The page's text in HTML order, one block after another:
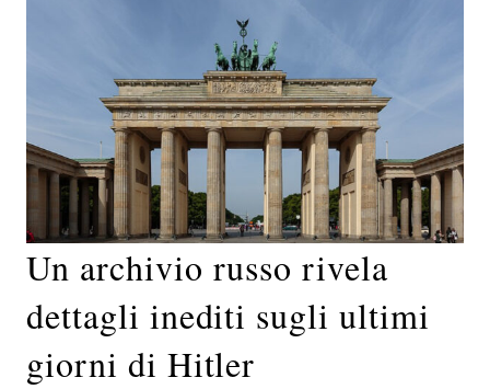
Un archivio russo rivela
dettagli inediti sugli ultimi
giorni di Hitler